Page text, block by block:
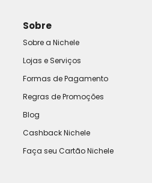
Sobre
Sobre a Nichele
Lojas e Serviços
Formas de Pagamento
Regras de Promoções
Blog
Cashback Nichele
Faça seu Cartão Nichele